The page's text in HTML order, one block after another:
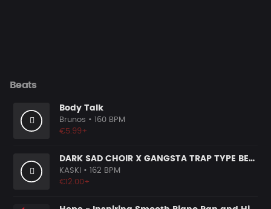
Beats
Body Talk
Brunos • 160 BPM
€5.99+
DARK SAD CHOIR X GANGSTA TRAP TYPE BEAT [x117]
KASKI
• 162 BPM
€12.00+